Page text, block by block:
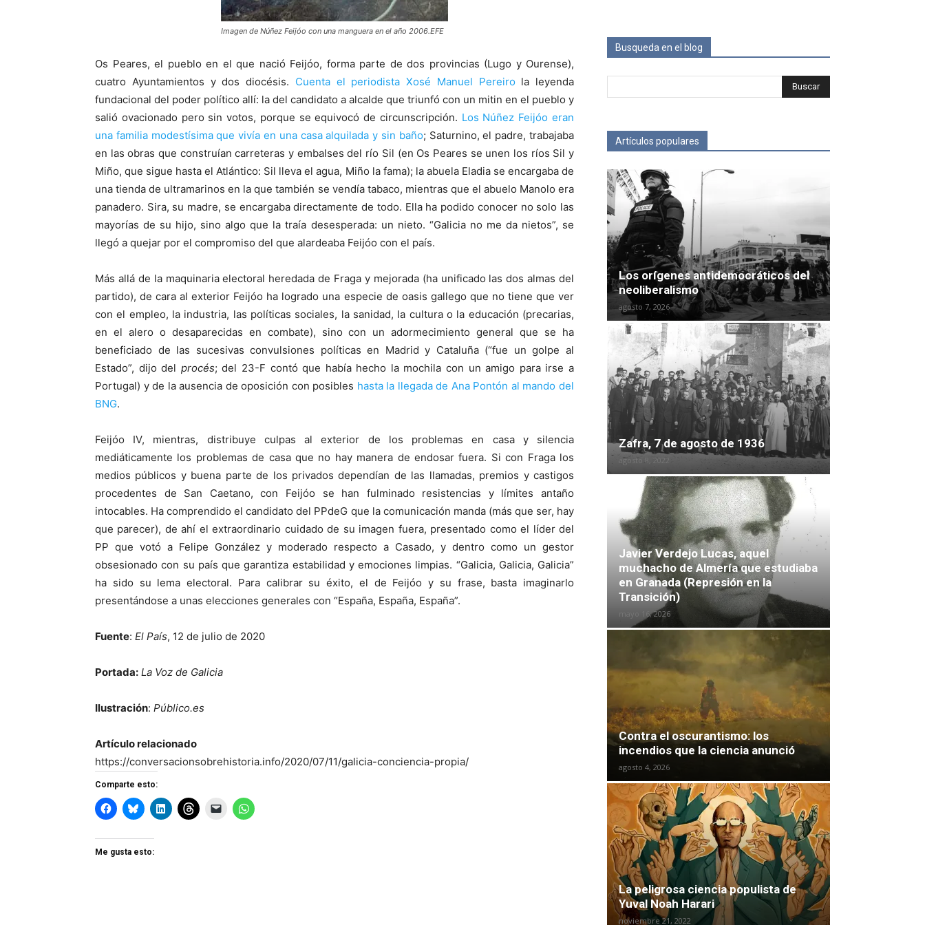
Imagen de Núñez Feijóo con una manguera en el año 2006.EFE
Os Peares, el pueblo en el que nació Feijóo, forma parte de dos provincias (Lugo y Ourense),
cuatro Ayuntamientos y dos diocésis. Cuenta el periodista Xosé Manuel Pereiro la leyenda
fundacional del poder político allí: la del candidato a alcalde que triunfó con un mitin en el pueblo y
salió ovacionado pero sin votos, porque se equivocó de circunscripción. Los Núñez Feijóo eran
una familia modestísima que vivía en una casa alquilada y sin baño; Saturnino, el padre, trabajaba
en las obras que construían carreteras y embalses del río Sil (en Os Peares se unen los ríos Sil y
Miño, que sigue hasta el Atlántico: Sil lleva el agua, Miño la fama); la abuela Eladia se encargaba de
una tienda de ultramarinos en la que también se vendía tabaco, mientras que el abuelo Manolo era
panadero. Sira, su madre, se encargaba directamente de todo. Ella ha podido conocer no solo las
mayorías de su hijo, sino algo que la traía desesperada: un nieto. “Galicia no me da nietos”, se
llegó a quejar por el compromiso del que alardeaba Feijóo con el país.
Más allá de la maquinaria electoral heredada de Fraga y mejorada (ha unificado las dos almas del
partido), de cara al exterior Feijóo ha logrado una especie de oasis gallego que no tiene que ver
con el empleo, la industria, las políticas sociales, la sanidad, la cultura o la educación (precarias,
en el alero o desaparecidas en combate), sino con un adormecimiento general que se ha
beneficiado de las sucesivas convulsiones políticas en Madrid y Cataluña (“fue un golpe al
Estado”, dijo del procés; del 23-F contó que había hecho la mochila con un amigo para irse a
Portugal) y de la ausencia de oposición con posibles hasta la llegada de Ana Pontón al mando del
BNG.
Feijóo IV, mientras, distribuye culpas al exterior de los problemas en casa y silencia
mediáticamente los problemas de casa que no hay manera de endosar fuera. Si con Fraga los
medios públicos y buena parte de los privados dependían de las llamadas, premios y castigos
procedentes de San Caetano, con Feijóo se han fulminado resistencias y límites antaño
intocables. Ha comprendido el candidato del PPdeG que la comunicación manda (más que ser, hay
que parecer), de ahí el extraordinario cuidado de su imagen fuera, presentado como el líder del
PP que votó a Felipe González y moderado respecto a Casado, y dentro como un gestor
obsesionado con su país que garantiza estabilidad y emociones limpias. “Galicia, Galicia, Galicia”
ha sido su lema electoral. Para calibrar su éxito, el de Feijóo y su frase, basta imaginarlo
presentándose a unas elecciones generales con “España, España, España”.
Fuente: El País, 12 de julio de 2020
Portada: La Voz de Galicia
Ilustración: Público.es
Artículo relacionado
https://conversacionsobrehistoria.info/2020/07/11/galicia-conciencia-propia/
Comparte esto:
Me gusta esto:
Busqueda en el blog
Artículos populares
Los orígenes antidemocráticos del
neoliberalismo
agosto 7, 2026
Zafra, 7 de agosto de 1936
agosto 8, 2022
Javier Verdejo Lucas, aquel
muchacho de Almería que estudiaba
en Granada (Represión en la
Transición)
mayo 16, 2026
Contra el oscurantismo: los
incendios que la ciencia anunció
agosto 4, 2026
La peligrosa ciencia populista de
Yuval Noah Harari
noviembre 21, 2022